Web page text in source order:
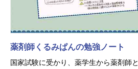
薬剤師くるみぱんの勉強ノート
国家試験に受かり、薬学生から薬剤師